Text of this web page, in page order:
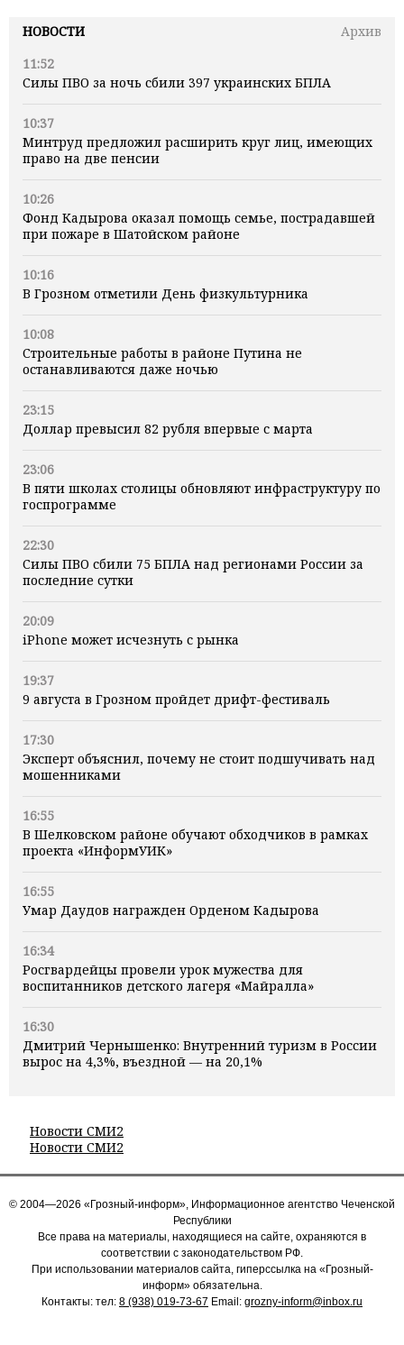
НОВОСТИ
Архив
11:52
Силы ПВО за ночь сбили 397 украинских БПЛА
10:37
Минтруд предложил расширить круг лиц, имеющих
право на две пенсии
10:26
Фонд Кадырова оказал помощь семье, пострадавшей
при пожаре в Шатойском районе
10:16
В Грозном отметили День физкультурника
10:08
Строительные работы в районе Путина не
останавливаются даже ночью
23:15
Доллар превысил 82 рубля впервые с марта
23:06
В пяти школах столицы обновляют инфраструктуру по
госпрограмме
22:30
Силы ПВО сбили 75 БПЛА над регионами России за
последние сутки
20:09
iPhone может исчезнуть с рынка
19:37
9 августа в Грозном пройдет дрифт-фестиваль
17:30
Эксперт объяснил, почему не стоит подшучивать над
мошенниками
16:55
В Шелковском районе обучают обходчиков в рамках
проекта «ИнформУИК»
16:55
Умар Даудов награжден Орденом Кадырова
16:34
Росгвардейцы провели урок мужества для
воспитанников детского лагеря «Майралла»
16:30
Дмитрий Чернышенко: Внутренний туризм в России
вырос на 4,3%, въездной — на 20,1%
Новости СМИ2
Новости СМИ2
© 2004—2026 «Грозный-информ», Информационное агентство Чеченской
Республики
Все права на материалы, находящиеся на сайте, охраняются в
соответствии с законодательством РФ.
При использовании материалов сайта, гиперссылка на «Грозный-
информ» обязательна.
Контакты: тел: 8 (938) 019-73-67 Email: grozny-inform@inbox.ru